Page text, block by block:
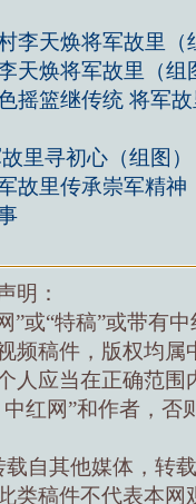
李天焕将军故里（
天焕将军故里（组
摇篮继传统 将军
里寻初心（组图）
故里传承崇军精神
明：
”或“特稿”或带有
频稿件，版权均属
人应当在正确范围
红网”和作者，否
自其他媒体，转
类稿件不代表本网